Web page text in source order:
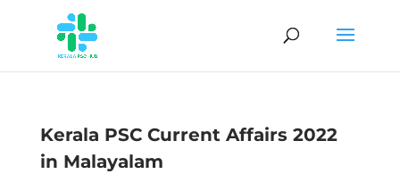
Kerala PSC Current Affairs 2022
in Malayalam